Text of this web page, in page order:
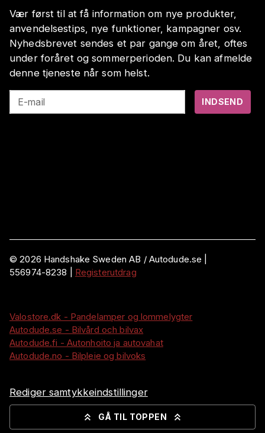
Vær først til at få information om nye produkter,
anvendelsestips, nye funktioner, kampagner osv.
Nyhedsbrevet sendes et par gange om året, oftes
under foråret og sommerperioden. Du kan afmelde
denne tjeneste når som helst.
E-mail INDSEND
©2026 Handshake Sweden AB / Autodude.se |
556974-8238
Registerutdrag
Valostore.dk - Pandelamper og lommelygter
Autodude.se - Bilvård och bilvax
Autodude.fi - Autonhoito ja autovahat
Autodude.no - Bilpleie og bilvoks
Rediger samtykkeindstillinger
GÅ TIL TOPPEN